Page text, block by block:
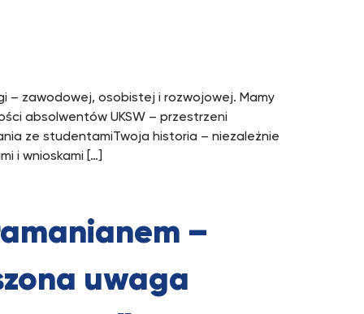
– zawodowej, osobistej i rozwojowej. Mamy
absolwentów UKSW – przestrzeni
ze studentamiTwoja historia – niezależnie
i wnioskami […]
–
uwaga